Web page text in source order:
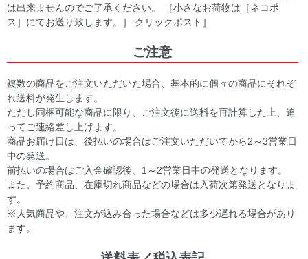
は出来ませんのでご了承ください。 ［小さなお荷物は［ネコポ
ス］にてお送り致します。］ クリックポスト］
ご注意
複数の商品をご注文いただいた場合、基本的に個々の商品にそれぞ
れ送料が発生します。
ただし同梱可能な商品に限り、ご注文後に送料を再計算した上、追
ってご連絡差し上げます。
商品お届け日は、後払いの場合はご注文いただいてから2～3営業日
中の発送。
前払いの場合はご入金確認後、1～2営業日中の発送となります。
また、予約商品、在庫切れ商品などの場合は入荷次第発送となりま
す。
※人気商品や、注文が込み合った場合などは多少遅れる場合があり
ます。